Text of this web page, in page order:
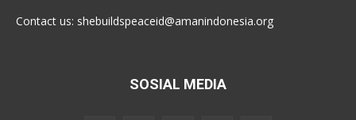
Contact us: shebuildspeaceid@amanindonesia.org
SOSIAL MEDIA